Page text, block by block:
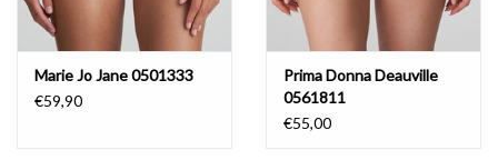
Marie Jo Jane 0501333
€59,90
Prima Donna Deauville
0561811
€55,00